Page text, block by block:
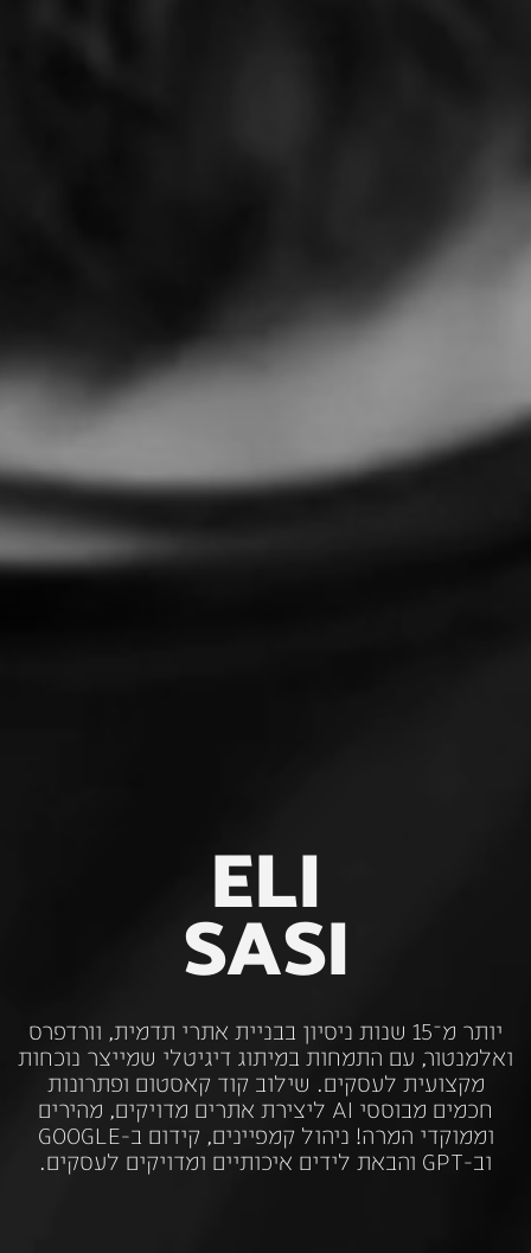
ELI
SASI
יותר מ־15 שנות ניסיון בבניית אתרי תדמית, וורדפרס
ואלמנטור, עם התמחות במיתוג דיגיטלי שמייצר נוכחות
מקצועית לעסקים. שילוב קוד קאסטום ופתרונות
חכמים מבוססי AI ליצירת אתרים מדויקים, מהירים
וממוקדי המרה! ניהול קמפיינים, קידום ב-GOOGLE
וב-GPT
והבאת לידים איכותיים ומדויקים לעסקים.